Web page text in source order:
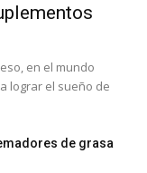
en el mundo
lograr el sueño de
de grasa